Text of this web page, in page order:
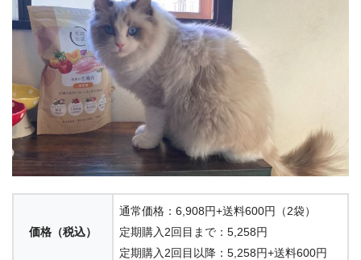
猫日和
4.31
いなば わがまま
猫
4.29 115g
価格（税込）
通常価格：6,908円+送料600円（2袋）
定期購入2回目まで：5,258円
定期購入2回目以降：5,258円+送料600円